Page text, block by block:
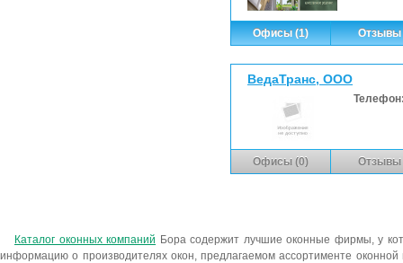
Офисы (1) Отзывы
ВедаТранс, ООО
Офисы (0) Отзывы
Каталог оконных компаний Бора содержит лучшие оконные фирмы, у
информацию о производителях окон, предлагаемом ассортименте